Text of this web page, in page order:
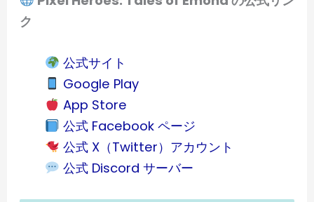
ク
公式サイト
Google Play
App Store
公式 Facebook ページ
公式 X（Twitter）アカウント
公式 Discord サーバー